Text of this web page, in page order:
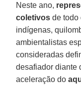
Neste ano,
coletivos de todo
indígenas,
ambientalistas
consideradas
desafiador diante
aceleração do